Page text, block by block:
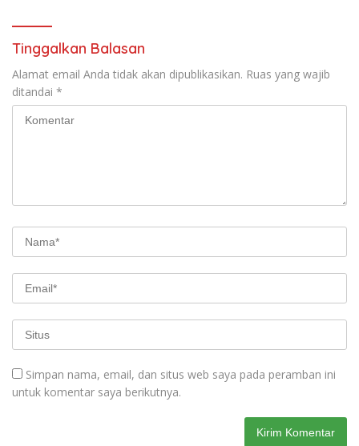
Tinggalkan Balasan
Alamat email Anda tidak akan dipublikasikan. Ruas yang wajib
ditandai *
Simpan nama, email, dan situs web saya pada peramban ini
untuk komentar saya berikutnya.